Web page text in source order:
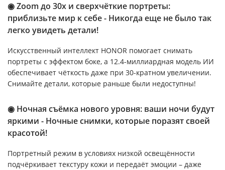
◉ Zoom до 30x и сверхчёткие портреты:
приблизьте мир к себе - Никогда еще не было так
легко увидеть детали!
Искусственный интеллект HONOR помогает снимать
портреты с эффектом боке, а 12.4-миллиардная модель ИИ
обеспечивает чёткость даже при 30-кратном увеличении.
Снимайте детали, которые раньше были недоступны!
◉ Ночная съёмка нового уровня: ваши ночи будут
яркими - Ночные снимки, которые поразят своей
красотой!
Портретный режим в условиях низкой освещённости
подчёркивает текстуру кожи и передаёт эмоции – даже